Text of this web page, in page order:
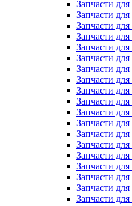
Запчасти
Запчасти
Запчасти
Запчасти
Запчасти
Запчасти
Запчасти
Запчасти
Запчасти
Запчасти
Запчасти
Запчасти
Запчасти
Запчасти
Запчасти
Запчасти
Запчасти
Запчасти
Запчасти